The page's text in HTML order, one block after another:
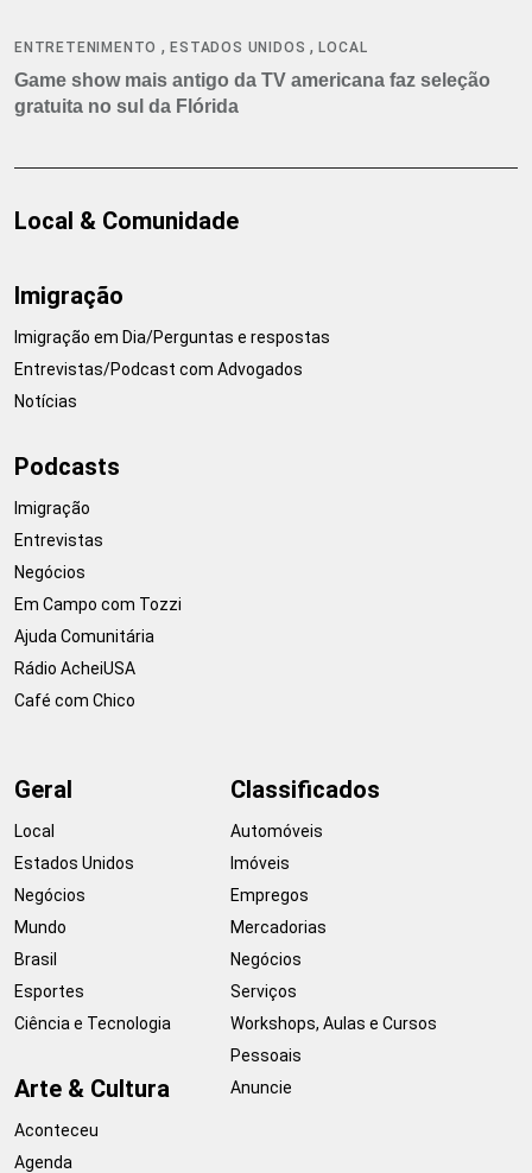
ENTRETENIMENTO ,ESTADOS UNIDOS ,LOCAL
Game show mais antigo da TV americana faz seleção
gratuita no sul da Flórida
Local & Comunidade
Imigração
Imigração em Dia/Perguntas e respostas
Entrevistas/Podcast com Advogados
Notícias
Podcasts
Imigração
Entrevistas
Negócios
Em Campo com Tozzi
Ajuda Comunitária
Rádio AcheiUSA
Café com Chico
Geral
Local
Estados Unidos
Negócios
Mundo
Brasil
Esportes
Ciência e Tecnologia
Arte & Cultura
Aconteceu
Agenda
Classificados
Automóveis
Imóveis
Empregos
Mercadorias
Negócios
Serviços
Workshops, Aulas e Cursos
Pessoais
Anuncie